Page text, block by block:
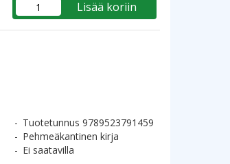
Lisää koriin
Tuotetunnus 9789523791459
Pehmeäkantinen kirja
Ei saatavilla